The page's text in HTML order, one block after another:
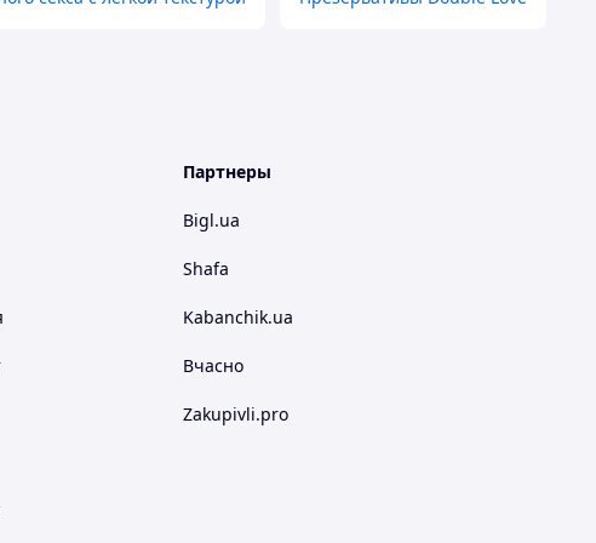
Партнеры
Bigl.ua
Shafa
Kabanchik.ua
Вчасно
Zakupivli.pro